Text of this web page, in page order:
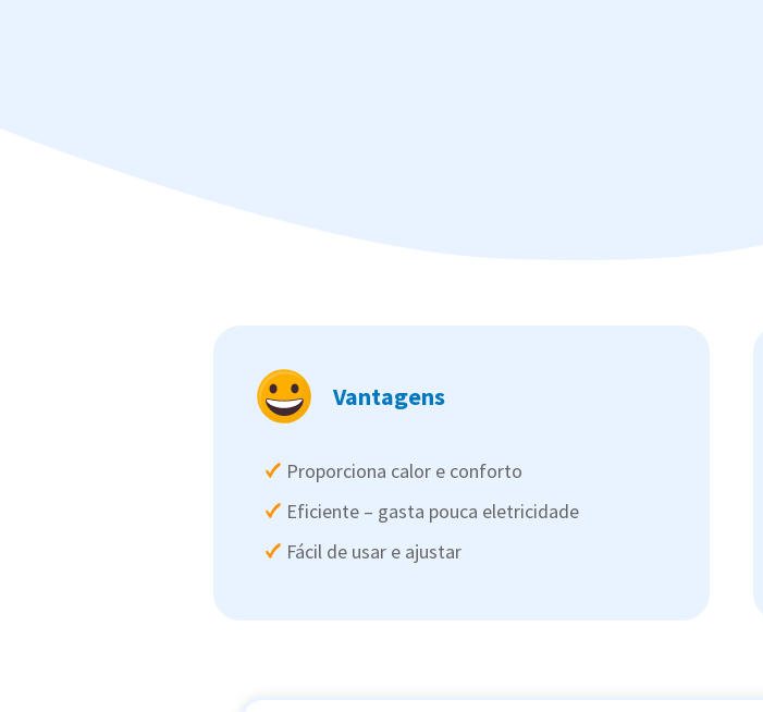
Vantagens
Proporciona calor e conforto
Eficiente – gasta pouca eletricidade
Fácil de usar e ajustar